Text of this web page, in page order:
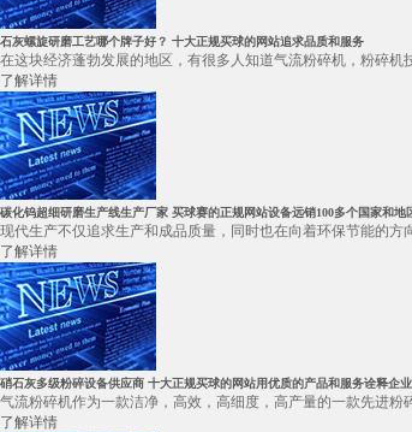
石灰螺旋研磨工艺哪个牌子好？ 十大正规买球的网站追求品质和服务
在这块经济蓬勃发展的地区，有很多人知道气流粉碎机，粉碎
了解详情
碳化钨超细研磨生产线生产厂家 买球赛的正规网站设备远销100多个国家和地
现代生产不仅追求生产和成品质量，同时也在向着环保节能的
了解详情
硝石灰多级粉碎设备供应商 十大正规买球的网站用优质的产品和服务诠释企
气流粉碎机作为一款洁净，高效，高细度，高产量的一款先进
了解详情